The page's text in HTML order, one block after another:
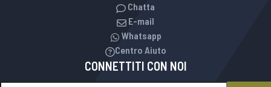
Chatta
E-mail
Whatsapp
Centro Aiuto
CONNETTITI CON NOI